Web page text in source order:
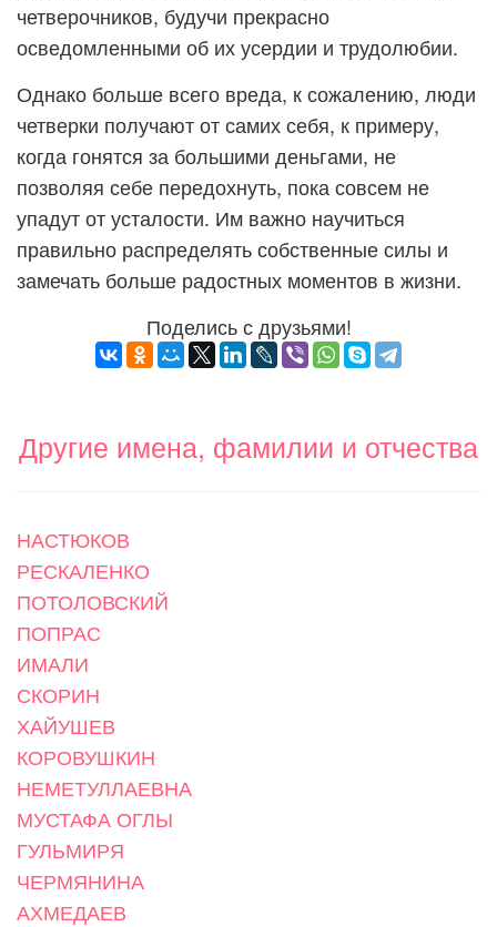
четверочников, будучи прекрасно
осведомленными об их усердии и трудолюбии.
Однако больше всего вреда, к сожалению, люди
четверки получают от самих себя, к примеру,
когда гонятся за большими деньгами, не
позволяя себе передохнуть, пока совсем не
упадут от усталости. Им важно научиться
правильно распределять собственные силы и
замечать больше радостных моментов в жизни.
Поделись с друзьями!
Другие имена, фамилии и отчества
НАСТЮКОВ
РЕСКАЛЕНКО
ПОТОЛОВСКИЙ
ПОПРАС
ИМАЛИ
СКОРИН
ХАЙУШЕВ
КОРОВУШКИН
НЕМЕТУЛЛАЕВНА
МУСТАФА ОГЛЫ
ГУЛЬМИРЯ
ЧЕРМЯНИНА
АХМЕДАЕВ